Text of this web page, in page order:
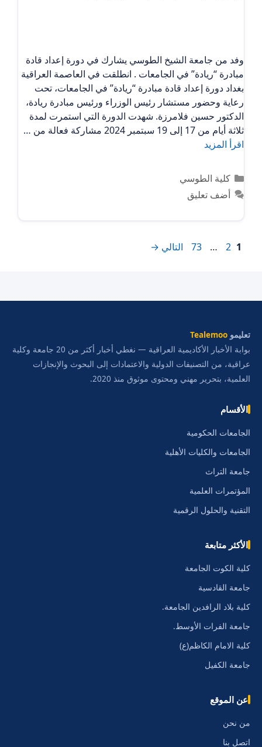
وفد من جامعة الشيخ الطوسي يشارك في دورة إعداد قادة
مبادرة “ريادة” في الجامعات . انطلقت في العاصمة العراقية
بغداد دورة إعداد قادة مبادرة “ريادة” في الجامعات، تحت
رعاية وحضور مستشار رئيس الوزراء ورئيس مبادرة ريادة،
الدكتور حسين فلامرزة. شهدت الدورة التي استمرت لمدة
ثلاثة أيام من 17 إلى 19 سبتمبر 2024 مشاركة فعالة من …
اقرأ المزيد
التصنيفات
كلية الطوسي
أضف تعليق
Page
1
Page
2
…
Page
73 التالي →
تعليمو Tealemoo
بوابة الأخبار الأكاديمية العراقية — نغطي أخبار أكثر من 20 جامعة وكلية
عراقية، من التصنيفات الدولية والاعتمادات إلى البحوث والإنجازات
العلمية، بتحرير مهني ومحتوى موثوق منذ 2020.
الأقسام
الجامعات الحكومية
الجامعات والكليات الأهلية
جامعة التراث
المؤتمرات العلمية
التقنية والحلول الرقمية
الأكثر متابعة
كلية الكوت الجامعة
جامعة القادسية
كلية بلاد الرافدين الجامعة.
جامعة الفرات الأوسط.
كلية الامام الكاظم(ع)
جامعة الكفيل
عن الموقع
من نحن
اتصل بنا